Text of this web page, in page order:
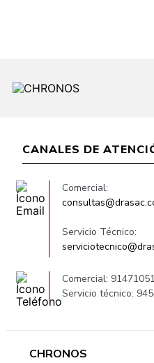
CANALES DE
Comercial:
Servicio Técnico:
Comercial:
Servicio técnico:
CHRONOS